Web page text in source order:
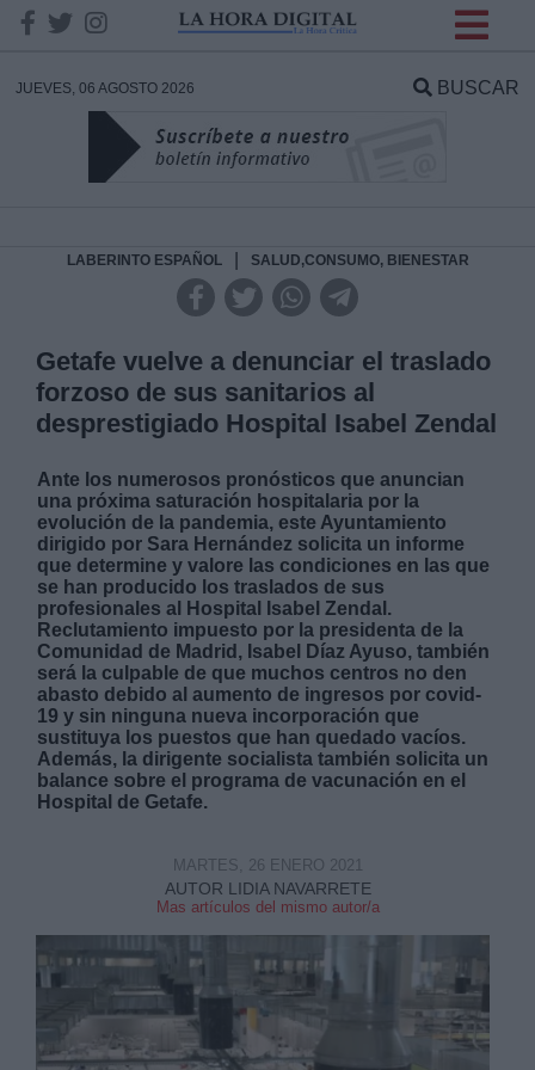
JUEVES, 06 AGOSTO 2026 BUSCAR
LABERINTO ESPAÑOL SALUD,CONSUMO, BIENESTAR
Getafe vuelve a denunciar el traslado
forzoso de sus sanitarios al
desprestigiado Hospital Isabel Zendal
Ante los numerosos pronósticos que anuncian
una próxima saturación hospitalaria por la
evolución de la pandemia, este Ayuntamiento
dirigido por Sara Hernández solicita un informe
que determine y valore las condiciones en las que
se han producido los traslados de sus
profesionales al Hospital Isabel Zendal.
Reclutamiento impuesto por la presidenta de la
Comunidad de Madrid, Isabel Díaz Ayuso, también
será la culpable de que muchos centros no den
abasto debido al aumento de ingresos por covid-
19 y sin ninguna nueva incorporación que
sustituya los puestos que han quedado vacíos.
Además, la dirigente socialista también solicita un
balance sobre el programa de vacunación en el
Hospital de Getafe.
AUTOR LIDIA NAVARRETE
Mas artículos del mismo autor/a
MARTES, 26 ENERO 2021
DATOS
Responsable:
Legitimación:
Destinatarios:
Derechos:
link
Información adicional
link